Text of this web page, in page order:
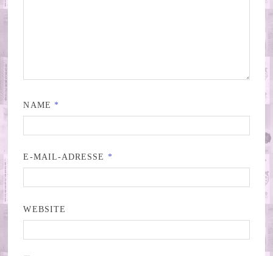
NAME *
E-MAIL-ADRESSE *
WEBSITE